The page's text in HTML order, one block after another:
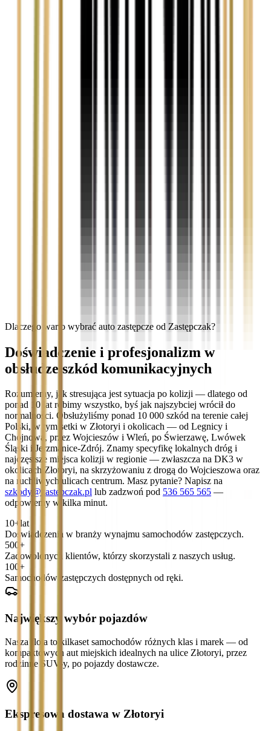
Dlaczego warto wybrać auto zastępcze od Zastępczak?
Doświadczenie i profesjonalizm w
obsłudze szkód komunikacyjnych
Rozumiemy, jak stresująca jest sytuacja po kolizji — dlatego od
ponad 10 lat robimy wszystko, byś jak najszybciej wrócił do
normalności. Obsłużyliśmy ponad 10 000 szkód na terenie całej
Polski, w tym setki w Złotoryi i okolicach — od Legnicy i
Chojnowa, przez Wojcieszów i Wleń, po Świerzawę, Lwówek
Śląski i Jerzmanice-Zdrój. Znamy specyfikę lokalnych dróg i
najczęstsze miejsca kolizji w regionie — zwłaszcza na DK3 w
okolicach Złotoryi, na skrzyżowaniu z drogą do Wojcieszowa oraz
na ruchliwych ulicach centrum. Masz pytanie? Napisz na
szkody@zastepczak.pl lub zadzwoń pod 536 565 565 —
odpowiemy w kilka minut.
10+ lat
Doświadczenia w branży wynajmu samochodów zastępczych.
500+
Zadowolonych klientów, którzy skorzystali z naszych usług.
100+
Samochodów zastępczych dostępnych od ręki.
Największy wybór pojazdów
Nasza flota to kilkaset samochodów różnych klas i marek — od
kompaktowych aut miejskich idealnych na ulice Złotoryi, przez
rodzinne SUV-y, po pojazdy dostawcze.
Ekspresowa dostawa w Złotoryi